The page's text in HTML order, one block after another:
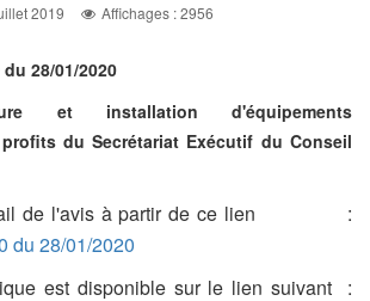
2019 Affichages : 2956
28/01/2020
et installation d'équipements
du Secrétariat Exécutif du Conseil
de l'avis à partir de ce lien :
du 28/01/2020
est disponible sur le lien suivant :